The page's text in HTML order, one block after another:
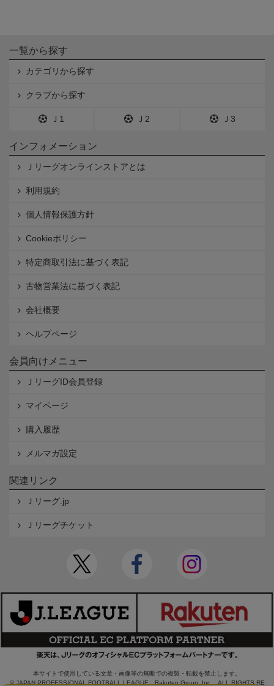
一覧から探す
カテゴリから探す
クラブから探す
Ｊ1 Ｊ2 Ｊ3
インフォメーション
Ｊリーグオンラインストアとは
利用規約
個人情報保護方針
Cookieポリシー
特定商取引法に基づく表記
古物営業法に基づく表記
会社概要
ヘルプページ
会員向けメニュー
ＪリーグID会員登録
マイページ
購入履歴
メルマガ設定
関連リンク
Ｊリーグ.jp
Ｊリーグチケット
本サイトで使用している文章・画像等の無断での複製・転載を禁止します。
© JAPAN PROFESSIONAL FOOTBALL LEAGUE Rakuten Group, Inc. ALL RIGHTS RE